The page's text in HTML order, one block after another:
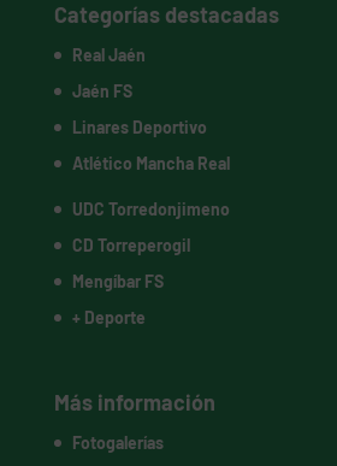
Categorías destacadas
Real Jaén
Jaén FS
Linares Deportivo
Atlético Mancha Real
UDC Torredonjimeno
CD Torreperogil
Mengíbar FS
+ Deporte
Más información
Fotogalerías